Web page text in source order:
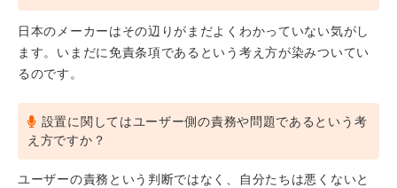
日本のメーカーはその辺りがまだよくわかっていない気がし
ます。いまだに免責条項であるという考え方が染みついてい
るのです。
設置に関してはユーザー側の責務や問題であるという考
え方ですか？
ユーザーの責務という判断ではなく、自分たちは悪くないと